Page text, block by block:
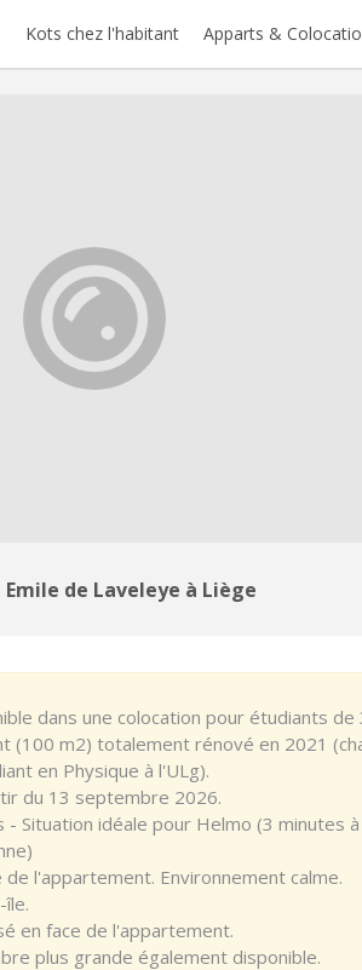
Kots chez l'habitant Apparts &
de Laveleye à Liège
dans une colocation pour étudiants
(100 m2) totalement rénové en 2021
en Physique à l'ULg).
du 13 septembre 2026.
- Situation idéale pour Helmo (3 minutes
l'appartement. Environnement calme.
en face de l'appartement.
plus grande également disponible.